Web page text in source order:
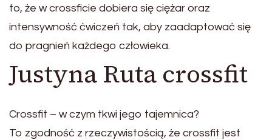
to, że w crossficie dobiera się ciężar oraz
intensywność ćwiczeń tak, aby zaadaptować się
do pragnień każdego człowieka.
Justyna Ruta crossfit
Crossfit – w czym tkwi jego tajemnica?
To zgodność z rzeczywistością, że crossfit jest